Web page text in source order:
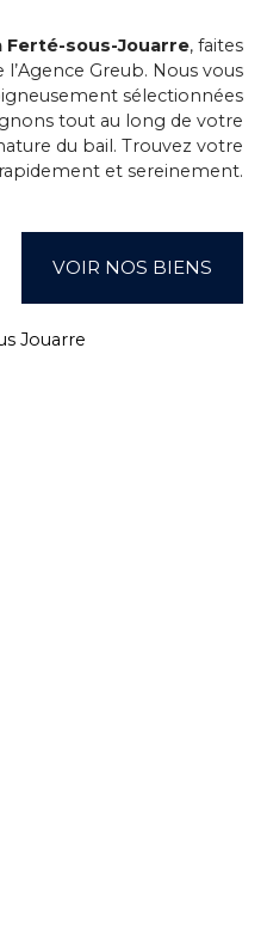
Ferté-sous-Jouarre, faites
Greub. Nous vous
sélectionnées
tout au long de votre
du bail. Trouvez votre
et sereinement.
VOIR NOS BIENS